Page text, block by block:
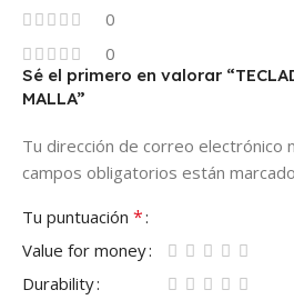
0
0
Sé el primero en valorar
MALLA”
Tu dirección de correo electrónico
campos obligatorios están
Tu puntuación *
Value for money
Durability